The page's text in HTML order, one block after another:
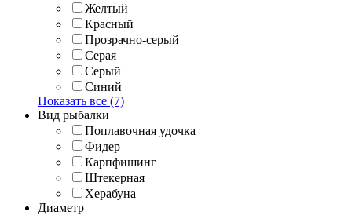
Желтый
Красный
Прозрачно-серый
Серая
Серый
Синий
Показать все (7)
Вид рыбалки
Поплавочная удочка
Фидер
Карпфишинг
Штекерная
Херабуна
Диаметр